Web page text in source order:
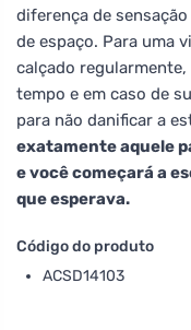
diferença de
de espaço. Para uma
calçado
tempo e em caso de
para não danificar a
exatamente aquele
e você começará a
que esperava.
Código do produto
ACSD14103